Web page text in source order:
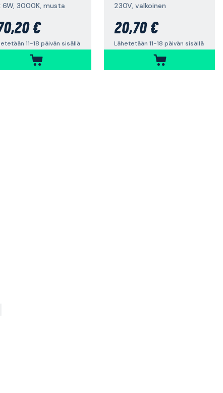
6W, 3000K, musta
€
11-18 päivän sisällä
230V, valkoinen
20,70 €
Lähetetään 11-18 päivän sisällä